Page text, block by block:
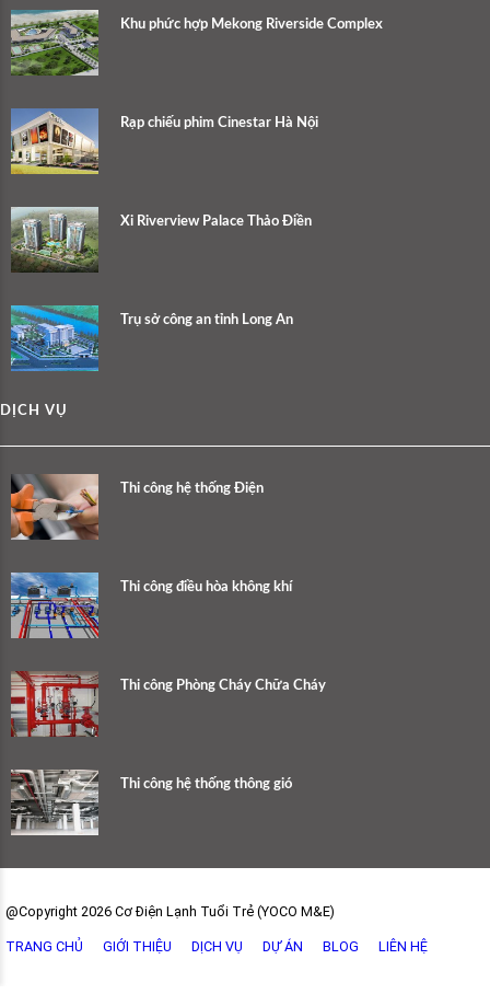
Khu phức hợp Mekong Riverside Complex
Rạp chiếu phim Cinestar Hà Nội
Xi Riverview Palace Thảo Điền
Trụ sở công an tỉnh Long An
DỊCH VỤ
Thi công hệ thống Điện
Thi công điều hòa không khí
Thi công Phòng Cháy Chữa Cháy
Thi công hệ thống thông gió
@Copyright 2026 Cơ Điện Lạnh Tuổi Trẻ (YOCO M&E)
TRANG CHỦ GIỚI THIỆU DỊCH VỤ DỰ ÁN BLOG LIÊN HỆ